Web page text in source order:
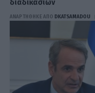
διαδικασιών
ΑΝΑΡΤΗΘΗΚΕ ΑΠΟ DKATSAMADOU